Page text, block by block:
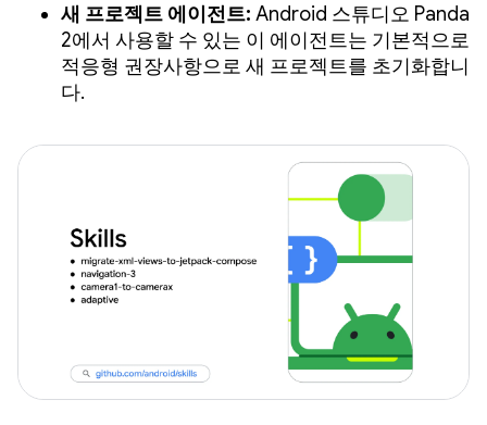
새 프로젝트 에이전트: Android 스튜디오 Panda
2에서 사용할 수 있는 이 에이전트는 기본적으로
적응형 권장사항으로 새 프로젝트를 초기화합니
다.